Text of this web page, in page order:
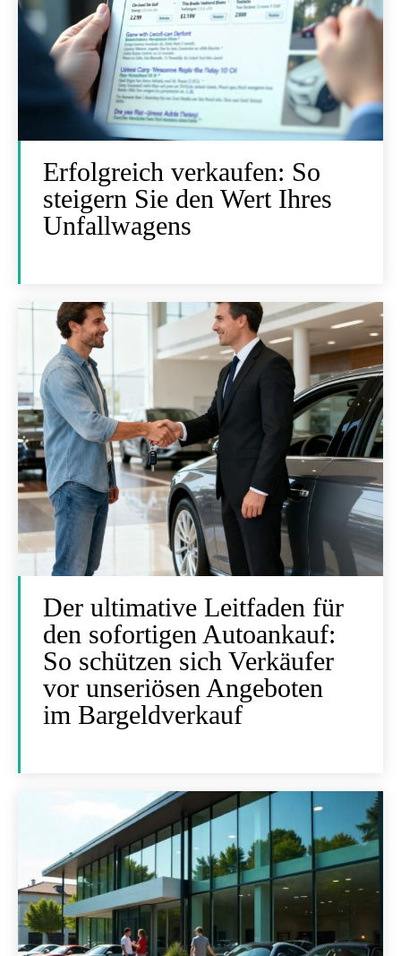
Erfolgreich verkaufen: So
steigern Sie den Wert Ihres
Unfallwagens
Der ultimative Leitfaden für
den sofortigen Autoankauf:
So schützen sich Verkäufer
vor unseriösen Angeboten
im Bargeldverkauf